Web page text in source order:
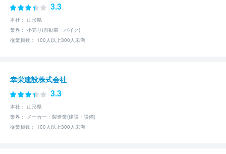
3.3
本社： 山形県
業界： 小売り(自動車・バイク)
従業員数： 100人以上300人未満
幸栄建設株式会社
3.3
本社： 山形県
業界： メーカー・製造業(建設・設備)
従業員数： 100人以上300人未満